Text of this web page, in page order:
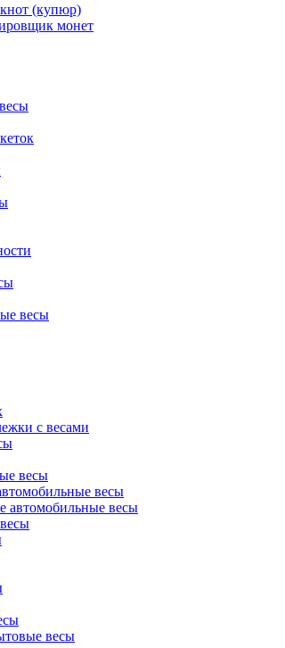
(купюр)
монет
весы
с весами
весы
весы
автомобильные весы
весы